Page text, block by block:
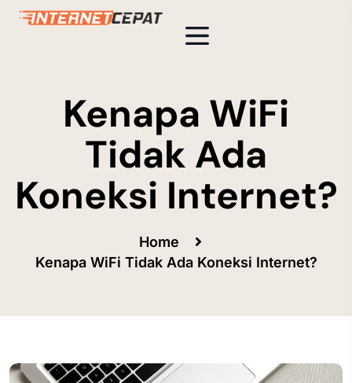
Kenapa WiFi
Tidak Ada
Koneksi Internet?
Home
Kenapa WiFi Tidak Ada Koneksi Internet?